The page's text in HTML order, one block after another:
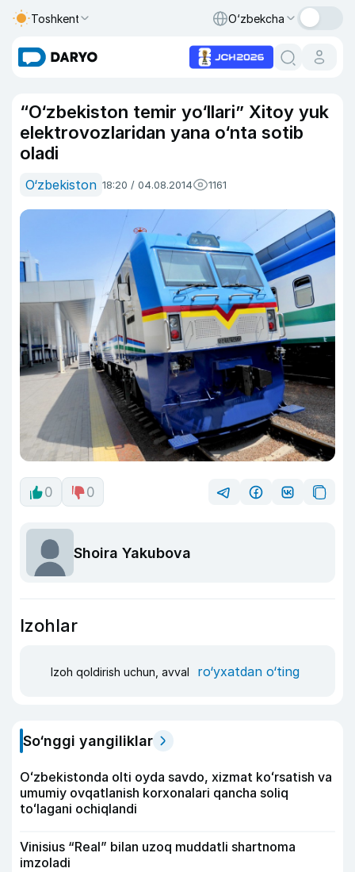
Toshkent O‘zbekcha
“O‘zbekiston temir yo‘llari” Xitoy yuk
elektrovozlaridan yana o‘nta sotib
oladi
O‘zbekiston 18:20 / 04.08.2014 1161
0 0
Shoira Yakubova
Izohlar
Izoh qoldirish uchun, avval ro‘yxatdan o‘ting
So‘nggi yangiliklar
Oʻzbekistonda olti oyda savdo, xizmat koʻrsatish va
umumiy ovqatlanish korxonalari qancha soliq
toʻlagani ochiqlandi
Vinisius “Real” bilan uzoq muddatli shartnoma
imzoladi